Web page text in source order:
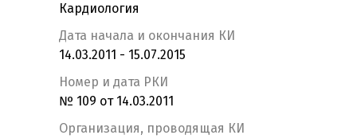
Кардиология
Дата начала и окончания КИ
14.03.2011 - 15.07.2015
Номер и дата РКИ
№ 109 от 14.03.2011
Организация, проводящая КИ